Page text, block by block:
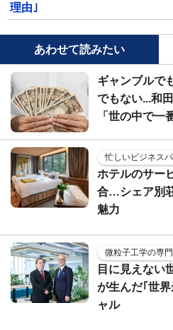
理由｣
あわせて読みたい
ギャンブルで
でもない...和
「世の中で一
忙しいビジネス
ホテルのサー
合…シェア別
魅力
微粒子工学の専
目に見えない
が生んだ｢世
ャル